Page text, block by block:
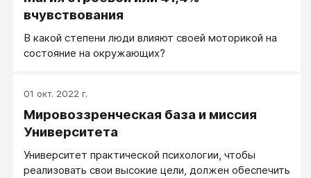
вчувствования
В какой степени люди влияют своей моторикой на
состояние на окружающих?
01 окт. 2022 г.
Мировоззренческая база и миссия
Университета
Университет практической психологии, чтобы
реализовать свои высокие цели, должен обеспечить